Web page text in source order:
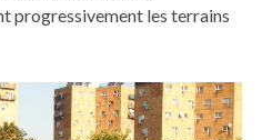
progressivement les terrains